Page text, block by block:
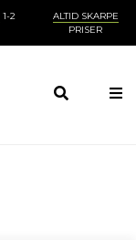
1-2
ALTID SKARPE
PRISER